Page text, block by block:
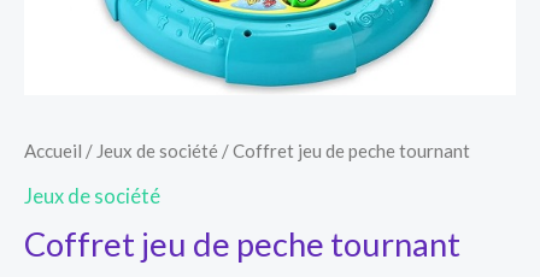
Accueil / Jeux de société / Coffret jeu de peche tournant
Jeux de société
Coffret jeu de peche tournant